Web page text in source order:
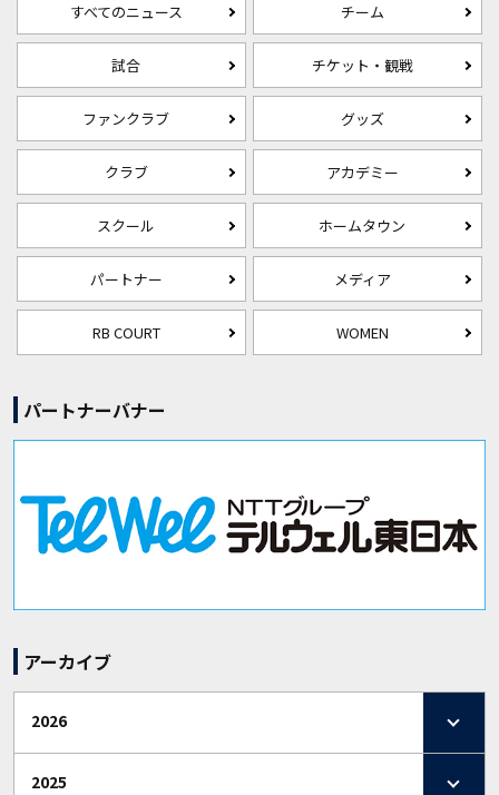
すべてのニュース チーム
試合 チケット・観戦
ファンクラブ グッズ
クラブ アカデミー
スクール ホームタウン
パートナー メディア
RB COURT WOMEN
パートナーバナー
アーカイブ
2026
2025